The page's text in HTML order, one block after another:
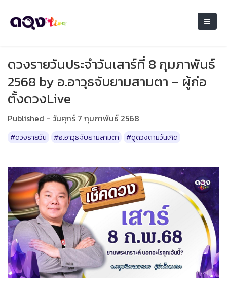
ดวงรายวันประจำวันเสาร์ที่ 8 กุมภาพันธ์
2568 by อ.อาวุธจับยามสามตา – ผู้ก่อ
ตั้งดวงLive
Published - วันศุกร์ 7 กุมภาพันธ์ 2568
#ดวงรายวัน #อ.อาวุธจับยามสามตา #ดูดวงตามวันเกิด